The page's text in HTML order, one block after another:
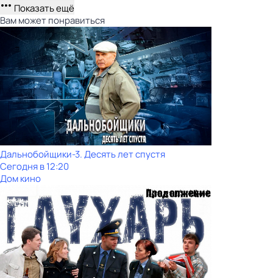
Показать ещё
Вам может понравиться
Дальнобойщики-3. Десять лет спустя
Сегодня в 12:20
Дом кино